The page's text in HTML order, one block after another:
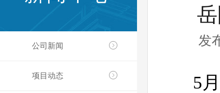
公司新闻
项目动态
发
5月